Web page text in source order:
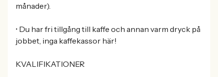
månader).
• Du har fri tillgång till kaffe och annan varm dryck på
jobbet, inga kaffekassor här!
KVALIFIKATIONER